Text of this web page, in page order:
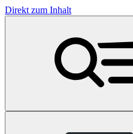
Direkt zum Inhalt